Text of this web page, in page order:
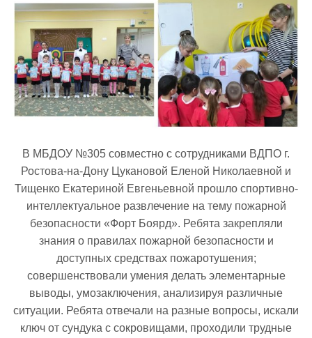
В МБДОУ №305 совместно с сотрудниками ВДПО г.
Ростова-на-Дону Цукановой Еленой Николаевной и
Тищенко Екатериной Евгеньевной прошло спортивно-
интеллектуальное развлечение на тему пожарной
безопасности «Форт Боярд». Ребята закрепляли
знания о правилах пожарной безопасности и
доступных средствах пожаротушения;
совершенствовали умения делать элементарные
выводы, умозаключения, анализируя различные
ситуации. Ребята отвечали на разные вопросы, искали
ключ от сундука с сокровищами, проходили трудные